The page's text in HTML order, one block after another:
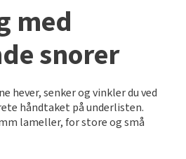
med
snorer
hever, senker og vinkler du ved
håndtaket på underlisten.
lameller, for store og små